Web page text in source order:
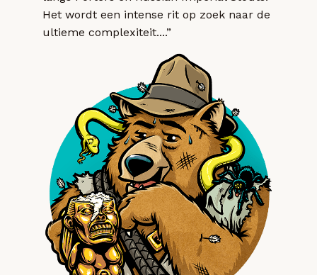
Het wordt een intense rit op zoek naar de
ultieme complexiteit....”